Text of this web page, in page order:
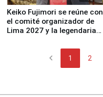
Keiko Fujimori se reúne con
el comité organizador de
Lima 2027 y la legendaria
chevron_left 1 2